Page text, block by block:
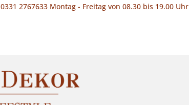
0331 2767633 Montag - Freitag von 08.30 bis 19.00 Uhr